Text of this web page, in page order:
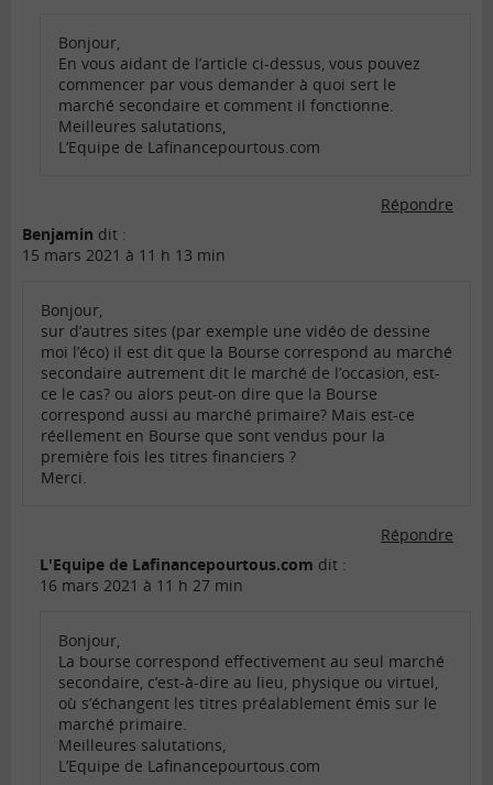
Bonjour,
En vous aidant de l’article ci-dessus, vous pouvez
commencer par vous demander à quoi sert le
marché secondaire et comment il fonctionne.
Meilleures salutations,
L’Equipe de Lafinancepourtous.com
Répondre
Benjamin dit :
15 mars 2021 à 11 h 13 min
Bonjour,
sur d’autres sites (par exemple une vidéo de dessine
moi l’éco) il est dit que la Bourse correspond au marché
secondaire autrement dit le marché de l’occasion, est-
ce le cas? ou alors peut-on dire que la Bourse
correspond aussi au marché primaire? Mais est-ce
réellement en Bourse que sont vendus pour la
première fois les titres financiers ?
Merci.
Répondre
L'Equipe de Lafinancepourtous.com dit :
16 mars 2021 à 11 h 27 min
Bonjour,
La bourse correspond effectivement au seul marché
secondaire, c’est-à-dire au lieu, physique ou virtuel,
où s’échangent les titres préalablement émis sur le
marché primaire.
Meilleures salutations,
L’Equipe de Lafinancepourtous.com